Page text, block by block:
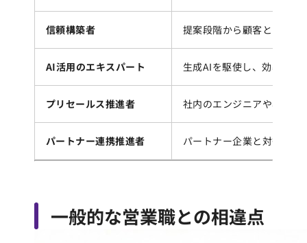
信頼構築者 提案段階から顧客との信頼
AI活用のエキスパート 生成AIを駆使し、効率的か
プリセールス推進者 社内のエンジニアや専門
パートナー連携推進者 パートナー企業と対等な
一般的な営業職との相違点